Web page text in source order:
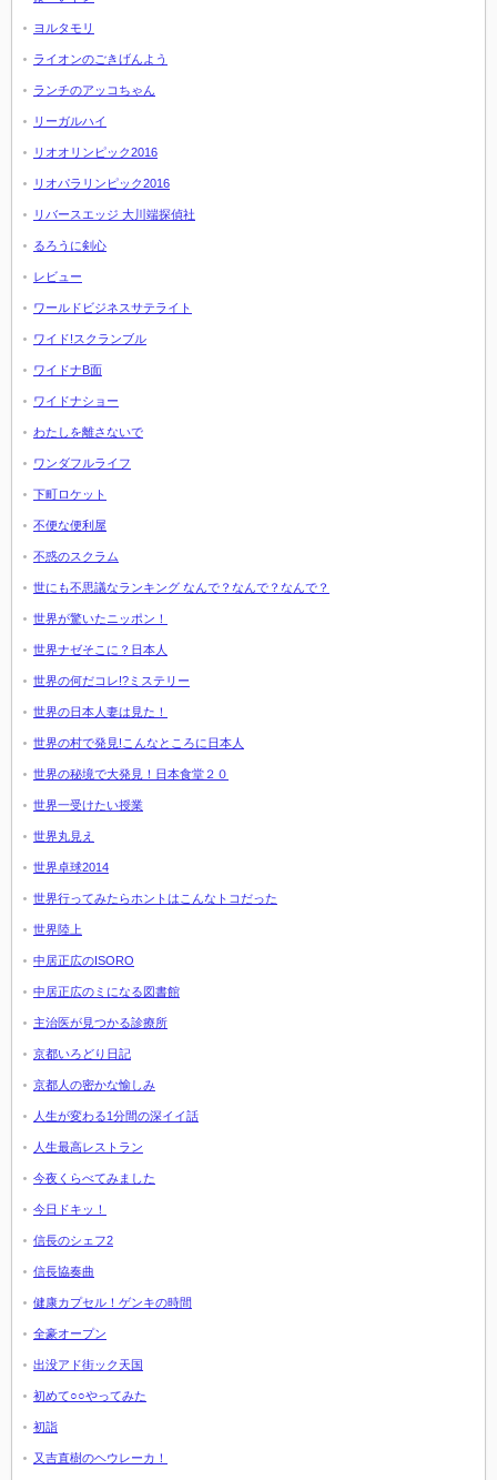
ヨルタモリ
ライオンのごきげんよう
ランチのアッコちゃん
リーガルハイ
リオオリンピック2016
リオパラリンピック2016
リバースエッジ 大川端探偵社
るろうに剣心
レビュー
ワールドビジネスサテライト
ワイド!スクランブル
ワイドナB面
ワイドナショー
わたしを離さないで
ワンダフルライフ
下町ロケット
不便な便利屋
不惑のスクラム
世にも不思議なランキング なんで？なんで？なんで？
世界が驚いたニッポン！
世界ナゼそこに？日本人
世界の何だコレ!?ミステリー
世界の日本人妻は見た！
世界の村で発見!こんなところに日本人
世界の秘境で大発見！日本食堂２０
世界一受けたい授業
世界丸見え
世界卓球2014
世界行ってみたらホントはこんなトコだった
世界陸上
中居正広のISORO
中居正広のミになる図書館
主治医が見つかる診療所
京都いろどり日記
京都人の密かな愉しみ
人生が変わる1分間の深イイ話
人生最高レストラン
今夜くらべてみました
今日ドキッ！
信長のシェフ2
信長協奏曲
健康カプセル！ゲンキの時間
全豪オープン
出没アド街ック天国
初めて○○やってみた
初詣
又吉直樹のヘウレーカ！